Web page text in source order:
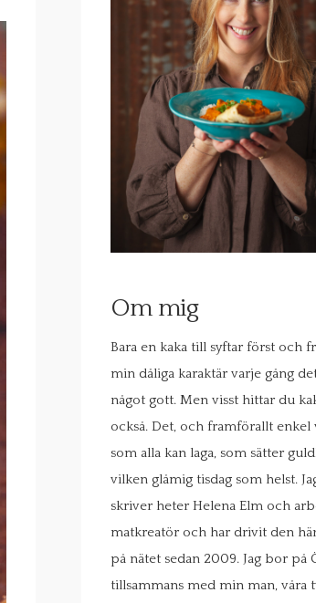
Om mig
Bara en kaka till syftar först och
min dåliga karaktär varje gång
något gott. Men visst hittar du
också. Det, och framförallt enkel
som alla kan laga, som sätter
vilken glåmig tisdag som helst.
skriver heter Helena Elm och
matkreatör och har drivit den
på nätet sedan 2009. Jag bor på
tillsammans med min man, våra